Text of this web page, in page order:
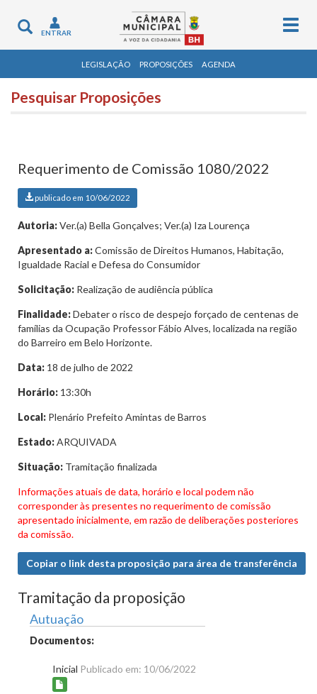
Toggle
navigation
ENTRAR
LEGISLAÇÃO PROPOSIÇÕES AGENDA
Pesquisar Proposições
Requerimento de Comissão 1080/2022
publicado em 10/06/2022
Autoria:Ver.(a) Bella Gonçalves; Ver.(a) Iza Lourença
Apresentado a:Comissão de Direitos Humanos, Habitação,
Igualdade Racial e Defesa do Consumidor
Solicitação: Realização de audiência pública
Finalidade:Debater o risco de despejo forçado de centenas de
famílias da Ocupação Professor Fábio Alves, localizada na região
do Barreiro em Belo Horizonte.
Data: 18 de julho de 2022
Horário: 13:30h
Local: Plenário Prefeito Amintas de Barros
Estado:ARQUIVADA
Situação: Tramitação finalizada
Informações atuais de data, horário e local podem não
corresponder às presentes no requerimento de comissão
apresentado inicialmente, em razão de deliberações posteriores
da comissão.
Copiar o link desta proposição para área de transferência
Tramitação da proposição
Autuação
Documentos:
Inicial Publicado em: 10/06/2022